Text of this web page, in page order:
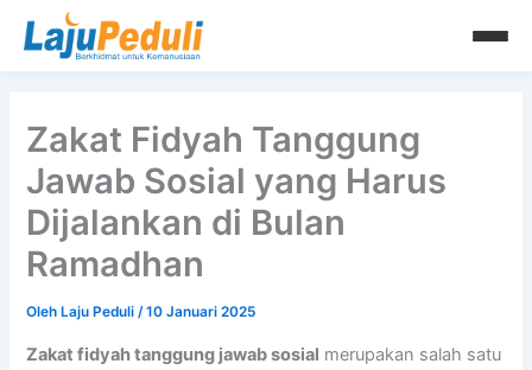
Zakat Fidyah Tanggung
Jawab Sosial yang Harus
Dijalankan di Bulan
Ramadhan
Oleh Laju Peduli/10 Januari 2025
Zakat fidyah tanggung jawab sosial merupakan salah satu